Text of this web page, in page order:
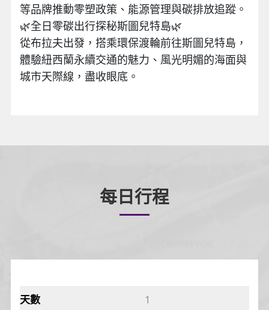
等品牌推動零塑政策、能源管理與碳排放追蹤。
🌿全日零碳出行探秘斯圖兒特島🌿
從布拉夫出發，搭乘環保渡輪前往斯圖兒特島，
體驗紐西蘭永續交通的魅力、風光明媚的海面與
城市天際線，盡收眼底。
每日行程
1